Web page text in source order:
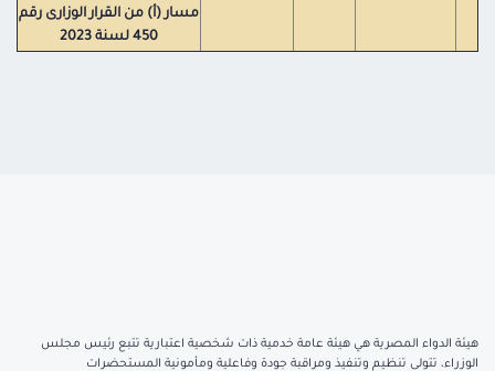
مسار (أ) من القرار الوزارى رقم
450 لسنة 2023
هيئة الدواء المصرية هي هيئة عامة خدمية ذات شخصية اعتبارية تتبع رئيس مجلس
الوزراء، تتولى تنظيم وتنفيذ ومراقبة جودة وفاعلية ومأمونية المستحضرات